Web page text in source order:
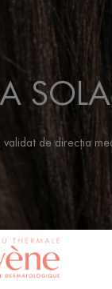
, validat de direcția